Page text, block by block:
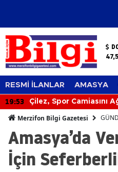
RESMİ İLANLAR AMASYA
19:53 Çilez, Spor Camiasını
Merzifon Bilgi Gazetesi
Amasya’da
İçin